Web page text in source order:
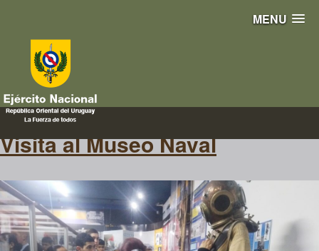
MENU
marítimo
Visita al Museo Naval